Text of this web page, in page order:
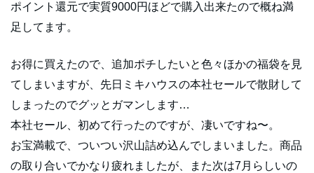
ポイント還元で実質9000円ほどで購入出来たので概ね満
足してます。
お得に買えたので、追加ポチしたいと色々ほかの福袋を見
てしまいますが、先日ミキハウスの本社セールで散財して
しまったのでグッとガマンします…
本社セール、初めて行ったのですが、凄いですね〜。
お宝満載で、ついつい沢山詰め込んでしまいました。商品
の取り合いでかなり疲れましたが、また次は7月らしいの